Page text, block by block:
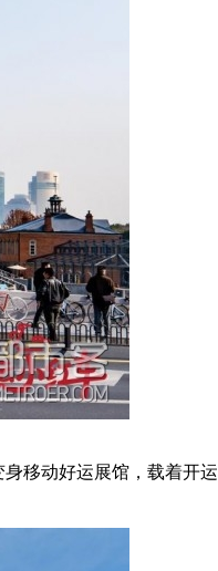
移动好运展馆，载着开